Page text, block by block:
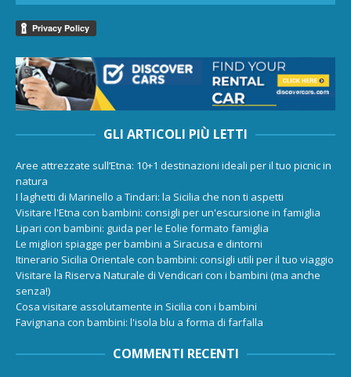
GLI ARTICOLI PIÙ LETTI
Aree attrezzate sull’Etna: 10+1 destinazioni ideali per il tuo picnic in
natura
I laghetti di Marinello a Tindari: la Sicilia che non ti aspetti
Visitare l'Etna con bambini: consigli per un'escursione in famiglia
Lipari con bambini: guida per le Eolie formato famiglia
Le migliori spiagge per bambini a Siracusa e dintorni
Itinerario Sicilia Orientale con bambini: consigli utili per il tuo viaggio
Visitare la Riserva Naturale di Vendicari con i bambini (ma anche
senza!)
Cosa visitare assolutamente in Sicilia con i bambini
Favignana con bambini: l'isola blu a forma di farfalla
COMMENTI RECENTI